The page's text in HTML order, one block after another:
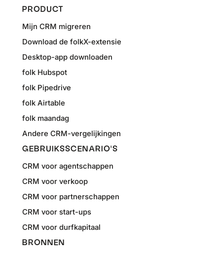
PRODUCT
Mijn CRM migreren
Download de folkX-extensie
Desktop-app downloaden
folk Hubspot
folk Pipedrive
folk Airtable
folk maandag
Andere CRM-vergelijkingen
GEBRUIKSSCENARIO'S
CRM voor agentschappen
CRM voor verkoop
CRM voor partnerschappen
CRM voor start-ups
CRM voor durfkapitaal
BRONNEN